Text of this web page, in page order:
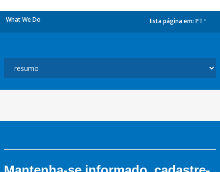
What We Do Esta página em: PT